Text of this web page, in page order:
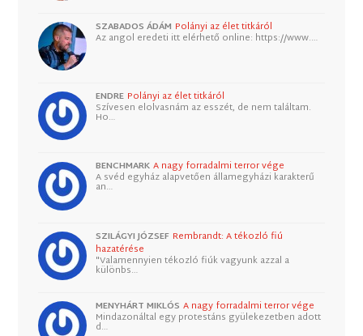
SZABADOS ÁDÁM Polányi az élet titkáról
Az angol eredeti itt elérhető online: https://www.…
ENDRE Polányi az élet titkáról
Szívesen elolvasnám az esszét, de nem találtam.
Ho…
BENCHMARK A nagy forradalmi terror vége
A svéd egyház alapvetően államegyházi karakterű
an…
SZILÁGYI JÓZSEF Rembrandt: A tékozló fiú
hazatérése
"Valamennyien tékozló fiúk vagyunk azzal a
különbs…
MENYHÁRT MIKLÓS A nagy forradalmi terror vége
Mindazonáltal egy protestáns gyülekezetben adott
d…